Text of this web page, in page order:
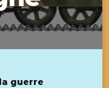
guerre